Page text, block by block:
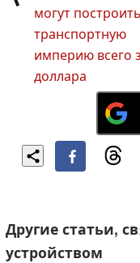
могут построить
транспортную
империю всего
доллара
Другие статьи,
устройством